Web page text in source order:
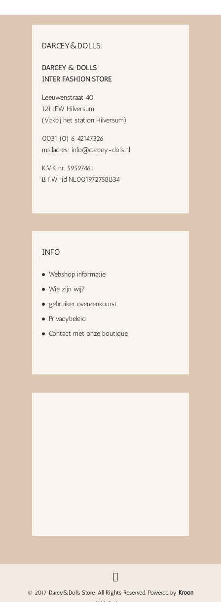
DARCEY&DOLLS:
DARCEY & DOLLS
INTER FASHION STORE
Leeuwenstraat 40
1211EW Hilversum
(Vlakbij het station Hilversum)
0031 (0) 6 42147326
mailadres: info@darcey-dolls.nl
K.V.K nr. 59597461
B.T.W-id NL001972758B34
INFO
Webshop informatie
Wie zijn wij?
gebruiker overeenkomst
Privacybeleid
Contact met onze boutique
© 2017 Darcy&Dolls Store. All Rights Reserved. Powered by Kroon